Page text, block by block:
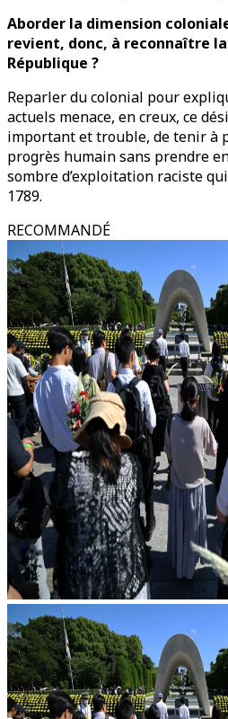
Aborder la dimension
revient, donc, à reconnaître
République ?
Reparler du colonial pour
actuels menace, en creux, ce
important et trouble, de tenir à
progrès humain sans prendre
sombre d’exploitation raciste
1789.
RECOMMANDÉ